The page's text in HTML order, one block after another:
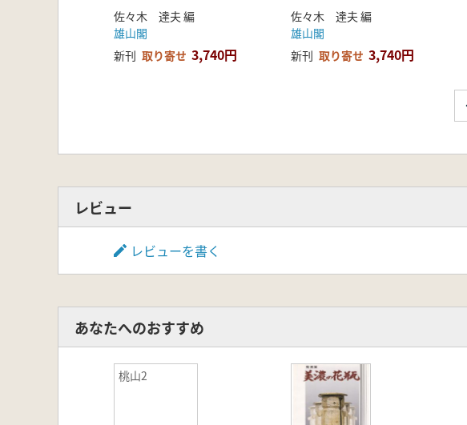
佐々木 達夫 編
雄山閣
新刊 取り寄せ 3,740円
佐々木 達夫 編
雄山閣
新刊 取り寄せ 3,740円
レビュー
レビューを書く
あなたへのおすすめ
桃山2